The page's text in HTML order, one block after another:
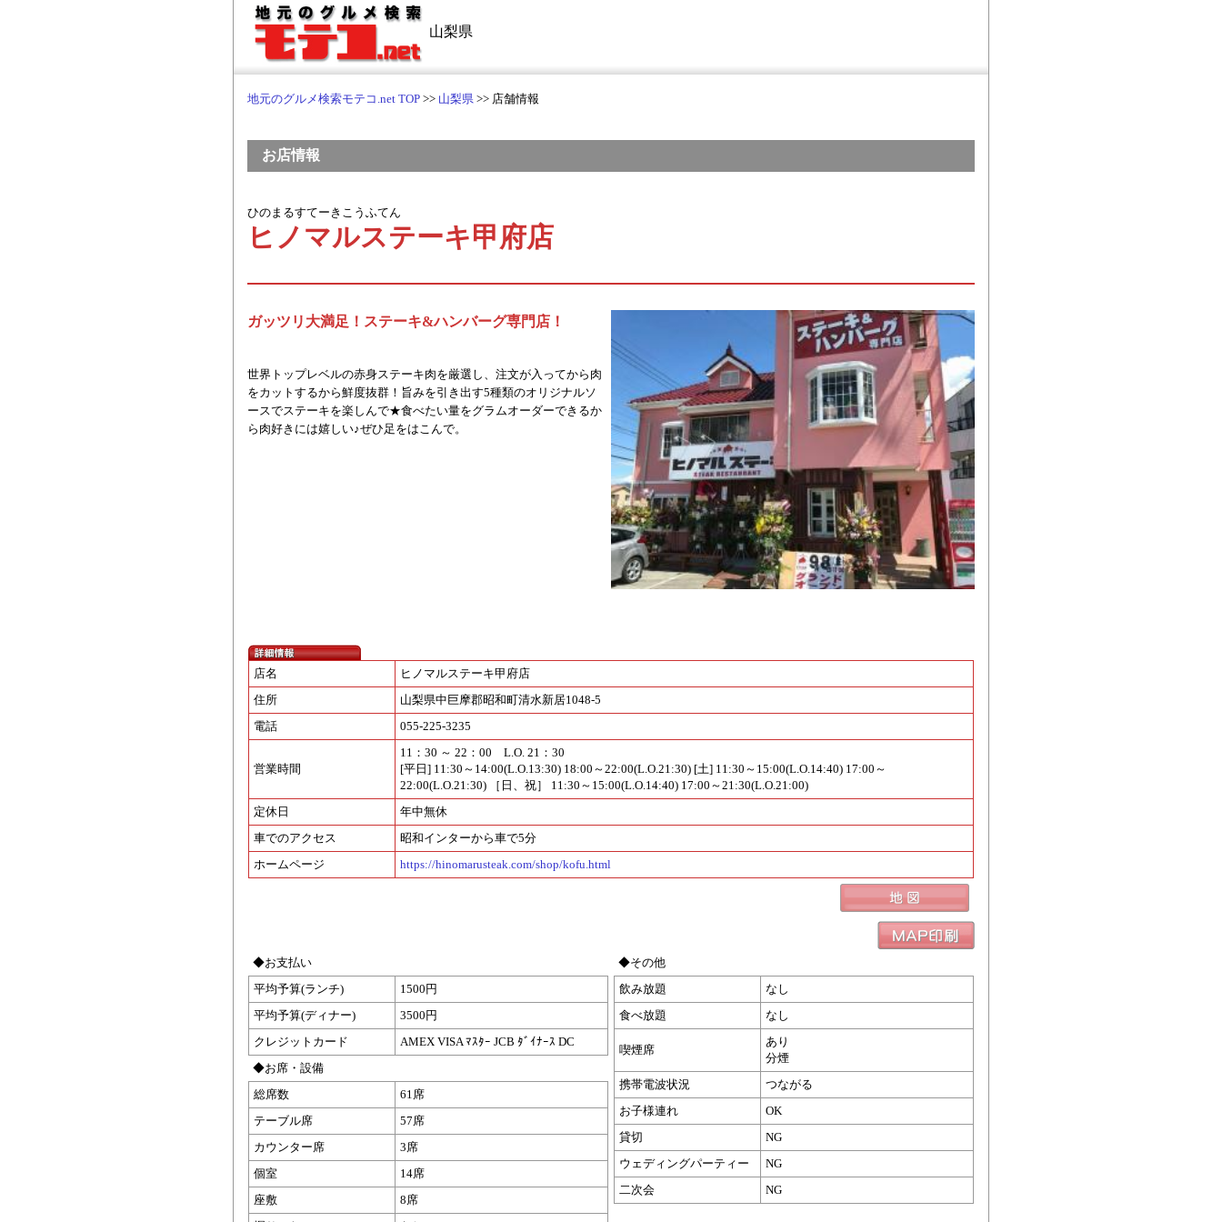
山梨県
地元のグルメ検索モテコ.net TOP >> 山梨県 >> 店舗情報
お店情報
ひのまるすてーきこうふてん
ヒノマルステーキ甲府店
ガッツリ大満足！ステーキ&ハンバーグ専門店！
世界トップレベルの赤身ステーキ肉を厳選し、注文が入ってから肉
をカットするから鮮度抜群！旨みを引き出す5種類のオリジナルソ
ースでステーキを楽しんで★食べたい量をグラムオーダーできるか
ら肉好きには嬉しい♪ぜひ足をはこんで。
店名
ヒノマルステーキ甲府店
住所
山梨県中巨摩郡昭和町清水新居1048-5
電話
055-225-3235
営業時間
11：30 ～ 22：00 L.O. 21：30
[平日] 11:30～14:00(L.O.13:30) 18:00～22:00(L.O.21:30) [土] 11:30～15:00(L.O.14:40) 17:00～
22:00(L.O.21:30) ［日、祝］ 11:30～15:00(L.O.14:40) 17:00～21:30(L.O.21:00)
定休日
年中無休
車でのアクセス
昭和インターから車で5分
ホームページ
https://hinomarusteak.com/shop/kofu.html
◆お支払い
平均予算(ランチ)
1500円
平均予算(ディナー)
3500円
クレジットカード
AMEX VISA ﾏｽﾀｰ JCB ﾀﾞｲﾅｰｽ DC
◆お席・設備
総席数
61席
テーブル席
57席
カウンター席
3席
個室
14席
座敷
8席
◆その他
飲み放題
なし
食べ放題
なし
喫煙席
あり
分煙
携帯電波状況
つながる
お子様連れ
OK
貸切
NG
ウェディングパーティー
NG
二次会
NG